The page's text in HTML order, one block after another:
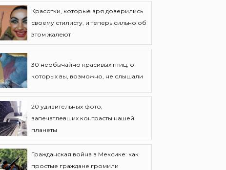
Красотки, которые зря доверились
своему стилисту, и теперь сильно об
этом жалеют
30 необычайно красивых птиц, о
которых вы, возможно, не слышали
20 удивительных фото,
запечатлевших контрасты нашей
планеты
Гражданская война в Мексике: как
простые граждане громили